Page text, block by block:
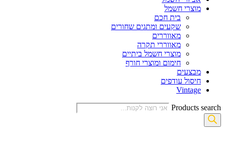
מוצרי חשמל
בית חכם
שקעים ומתגים שחורים
מאווררים
מאווררי תקרה
מוצרי חשמל ביתיים
חימום ומוצרי חורף
מבצעים
חיסול עודפים
Vintage
Products search